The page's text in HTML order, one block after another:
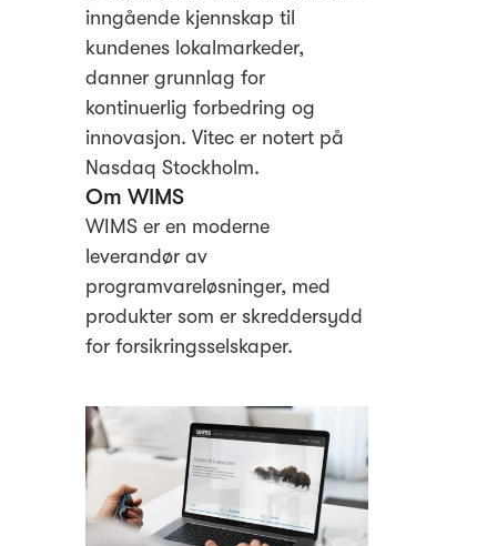
inngående kjennskap til
kundenes lokalmarkeder,
danner grunnlag for
kontinuerlig forbedring og
innovasjon. Vitec er notert på
Nasdaq Stockholm.
Om WIMS
WIMS er en moderne
leverandør av
programvareløsninger, med
produkter som er skreddersydd
for forsikringsselskaper.